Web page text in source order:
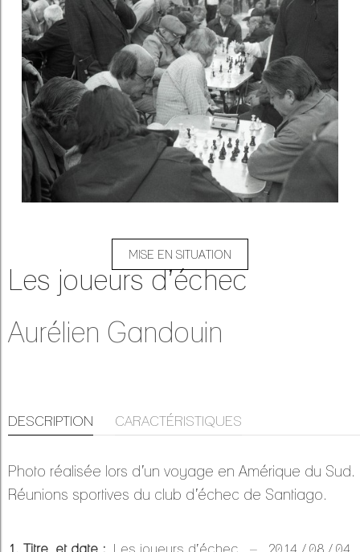
MISE EN SITUATION
Les joueurs d’échec
Aurélien Gandouin
DESCRIPTION CARACTÉRISTIQUES
Photo réalisée lors d’un voyage en Amérique du Sud.
Réunions sportives du club d’échec de Santiago.
1. Titre et date : Les joueurs d’échec – 2014 / 08 / 04